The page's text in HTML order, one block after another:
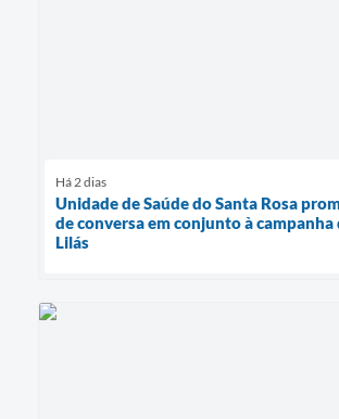
Há 2 dias
Unidade de Saúde do Santa Rosa
de conversa em conjunto à
Lilás